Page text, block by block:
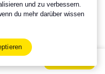
und zu verbessern.
du mehr darüber wissen